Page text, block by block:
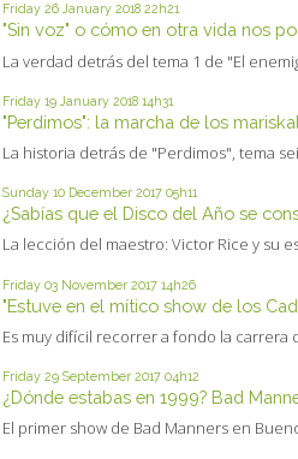
Friday 26 January 2018 22h21
"Sin voz" o cómo en otra vida nos
La verdad detrás del tema 1 de "El
Friday 19 January 2018 14h31
"Perdimos": la marcha de los
La historia detrás de "Perdimos", tema
Sunday 10 December 2017 05h11
¿Sabías que el Disco del Año se
La lección del maestro: Victor Rice y su
Friday 03 November 2017 14h26
"Estuve en el mítico show de los
Es muy difícil recorrer a fondo la carrera
Friday 29 September 2017 04h12
¿Dónde estabas en 1999? Bad
El primer show de Bad Manners en